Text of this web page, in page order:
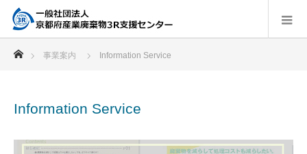
ホーム
事業案内 Information Service
Information Service